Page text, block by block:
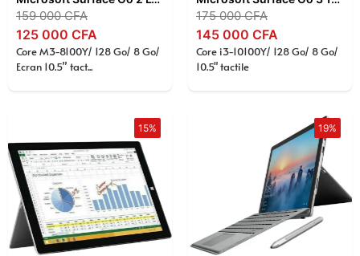
159 000CFA
125 000 CFA
Core M3-8100Y/ 128 Go/ 8 Go/
Ecran 10.5” tact...
175 000CFA
145 000 CFA
Core i3-10100Y/ 128 Go/ 8 Go/
10.5" tactile
15% 19%